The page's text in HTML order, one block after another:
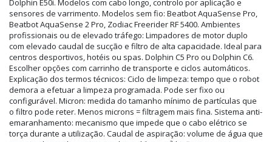
sensores de varrimento. Modelos sem fio: Beatbot AquaSense Pro,
Beatbot AquaSense 2 Pro, Zodiac Freerider RF 5400. Ambientes
profissionais ou de elevado tráfego: Limpadores de motor duplo
com elevado caudal de sucção e filtro de alta capacidade. Ideal para
centros desportivos, hotéis ou spas. Dolphin C5 Pro ou Dolphin C6.
Escolher opções com carrinho de transporte e ciclos automáticos.
Explicação dos termos técnicos: Ciclo de limpeza: tempo que o robot
demora a efetuar a limpeza programada. Pode ser fixo ou
configurável. Micron: medida do tamanho mínimo de partículas que
o filtro pode reter. Menos microns = filtragem mais fina. Sistema anti-
emaranhamento: mecanismo que impede que o cabo elétrico se
torça durante a utilização. Caudal de aspiração: volume de água que